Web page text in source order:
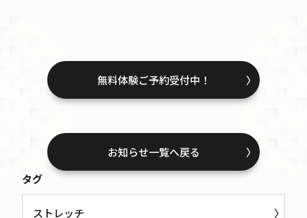
無料体験ご予約受付中！
お知らせ一覧へ戻る
タグ
ストレッチ